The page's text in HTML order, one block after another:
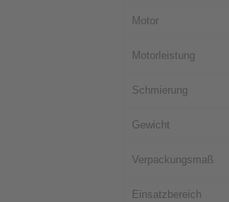
Motor
Motorleistung
Schmierung
Gewicht
Verpackungsmaß
Einsatzbereich